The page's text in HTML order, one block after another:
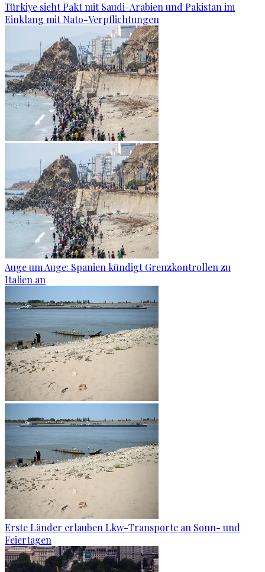
Türkiye sieht Pakt mit Saudi-Arabien und Pakistan im
Einklang mit Nato-Verpflichtungen
Auge um Auge: Spanien kündigt Grenzkontrollen zu
Italien an
Erste Länder erlauben Lkw-Transporte an Sonn- und
Feiertagen